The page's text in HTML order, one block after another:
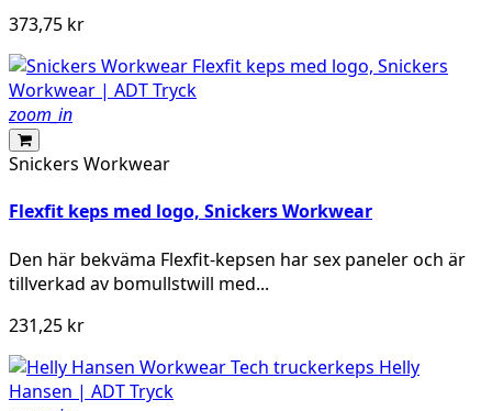
373,75 kr
zoom_in
Snickers Workwear
Flexfit keps med logo, Snickers Workwear
Den här bekväma Flexfit-kepsen har sex paneler och är
tillverkad av bomullstwill med...
231,25 kr